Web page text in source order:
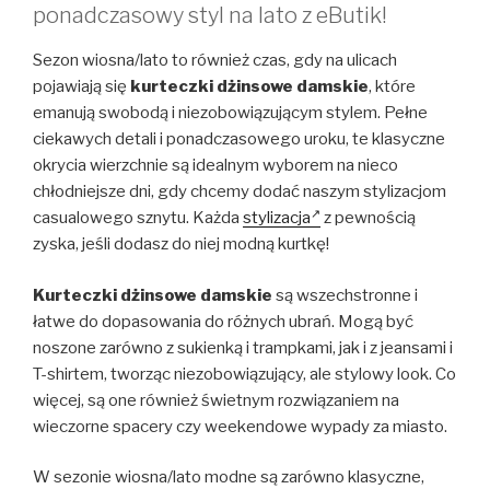
ponadczasowy styl na lato z eButik!
Sezon wiosna/lato to również czas, gdy na ulicach
pojawiają się kurteczki dżinsowe damskie, które
emanują swobodą i niezobowiązującym stylem. Pełne
ciekawych detali i ponadczasowego uroku, te klasyczne
okrycia wierzchnie są idealnym wyborem na nieco
chłodniejsze dni, gdy chcemy dodać naszym stylizacjom
casualowego sznytu. Każda stylizacja
z pewnością
zyska, jeśli dodasz do niej modną kurtkę!
Kurteczki dżinsowe damskie są wszechstronne i
łatwe do dopasowania do różnych ubrań. Mogą być
noszone zarówno z sukienką i trampkami, jak i z jeansami i
T-shirtem, tworząc niezobowiązujący, ale stylowy look. Co
więcej, są one również świetnym rozwiązaniem na
wieczorne spacery czy weekendowe wypady za miasto.
W sezonie wiosna/lato modne są zarówno klasyczne,